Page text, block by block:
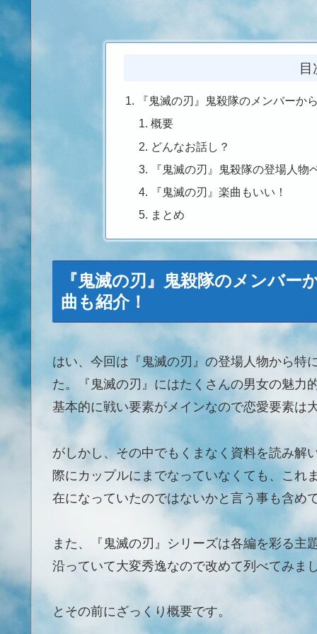
目
『鬼滅の刃』鬼殺隊のメンバーか
概要
どんなお話し？
『鬼滅の刃』鬼殺隊の登場人物
『鬼滅の刃』楽曲もいい！
まとめ
『鬼滅の刃』鬼殺隊のメンバ
曲も紹介！
はい、今回は『鬼滅の刃』の登場人物から特
た。『鬼滅の刃』にはたくさんの男女の魅力
基本的に戦い要素がメインなので恋愛要素は
がしかし、その中でもくまなく資料を読み解
際にカップルにまでなっていなくても、これ
在になっていたのではないかと言う事も含め
また、『鬼滅の刃』シリーズは各編を彩る主
沿っていて大変秀逸なので改めて列べてみま
とその前にざっくり概要です。